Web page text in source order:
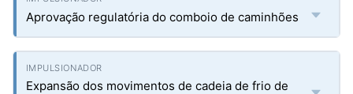
Aprovação regulatória do comboio de caminhões
Expansão dos movimentos de cadeia de frio de